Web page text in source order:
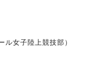
女子陸上競技部）